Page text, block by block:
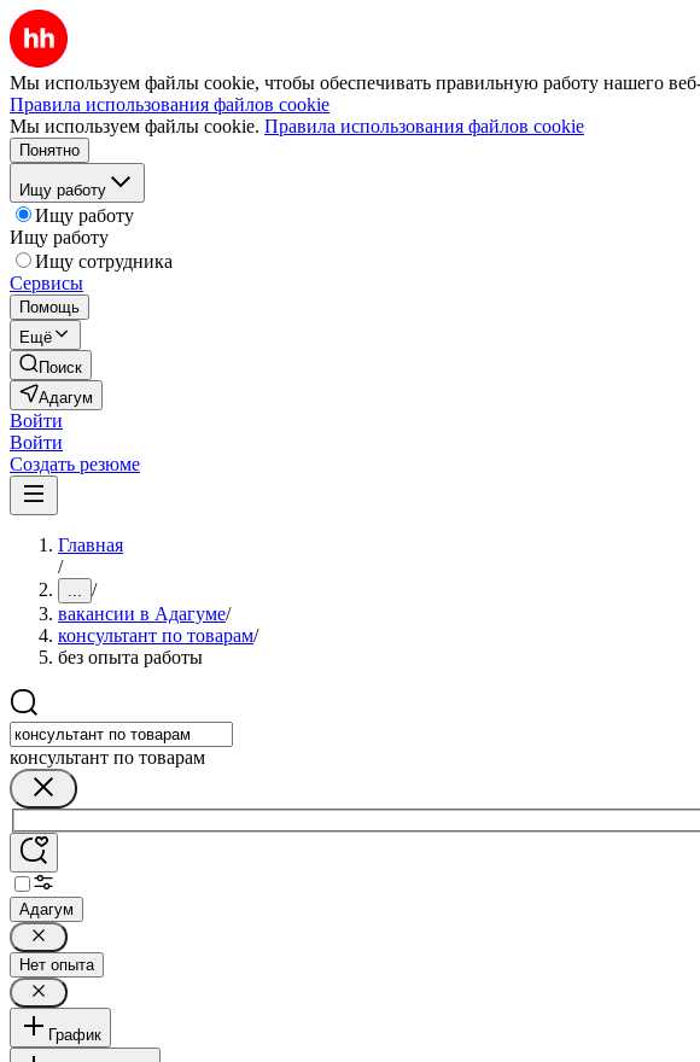
Мы используем файлы cookie, чтобы обеспечивать правильную работу нашего
Правила использования файлов cookie
Мы используем файлы cookie. Правила использования файлов cookie
Понятно
Ищу работу
Ищу работу
Ищу работу
Ищу сотрудника
Сервисы
Помощь
Ещё
Поиск
Адагум
Войти
Войти
Создать резюме
Главная
/
... /
вакансии в Адагуме/
консультант по товарам/
без опыта работы
консультант по товарам
Адагум
Нет опыта
График